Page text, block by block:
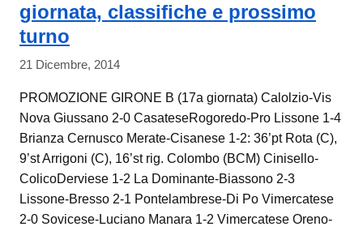
giornata, classifiche e prossimo
turno
21 Dicembre, 2014
PROMOZIONE GIRONE B (17a giornata) Calolzio-Vis
Nova Giussano 2-0 CasateseRogoredo-Pro Lissone 1-4
Brianza Cernusco Merate-Cisanese 1-2: 36’pt Rota (C),
9’st Arrigoni (C), 16’st rig. Colombo (BCM) Cinisello-
ColicoDerviese 1-2 La Dominante-Biassono 2-3
Lissone-Bresso 2-1 Pontelambrese-Di Po Vimercatese
2-0 Sovicese-Luciano Manara 1-2 Vimercatese Oreno-